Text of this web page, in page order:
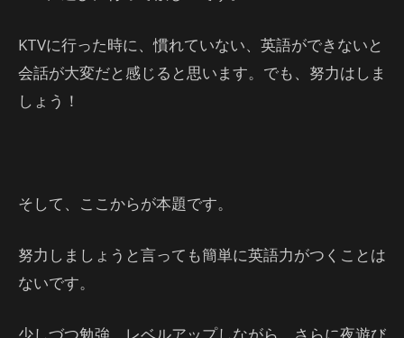
KTVに行った時に、慣れていない、英語ができないと
会話が大変だと感じると思います。でも、努力はしま
しょう！
そして、ここからが本題です。
努力しましょうと言っても簡単に英語力がつくことは
ないです。